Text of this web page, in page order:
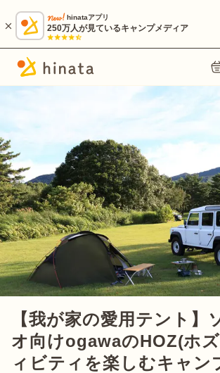
hinataアプリ
250万人が見ているキャンプメディア
【我が家の愛用テント】
オ向けogawaのHOZ(ホ
ィビティを楽しむキャン